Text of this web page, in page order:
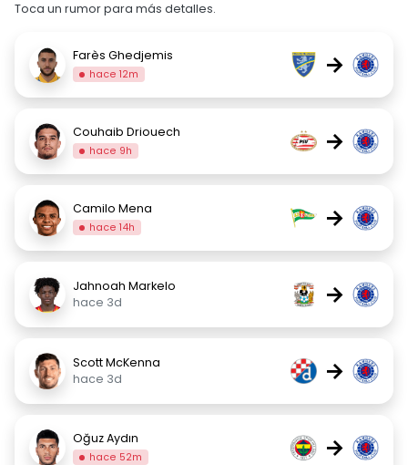
Toca un rumor para más detalles.
Farès Ghedjemis
hace 12m →
Couhaib Driouech
hace 9h →
Camilo Mena
hace 14h →
Jahnoah Markelo
hace 3d
→
Scott McKenna
hace 3d
→
Oğuz Aydın
hace 52m →